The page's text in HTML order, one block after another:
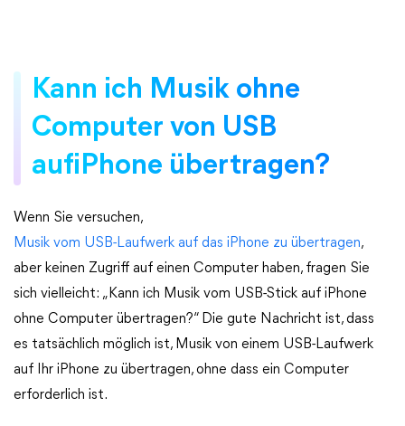
Kann ich Musik ohne
Computer von USB
aufiPhone übertragen?
Wenn Sie versuchen,
Musik vom USB-Laufwerk auf das iPhone zu übertragen,
aber keinen Zugriff auf einen Computer haben, fragen Sie
sich vielleicht: „Kann ich Musik vom USB-Stick auf iPhone
ohne Computer übertragen?“ Die gute Nachricht ist, dass
es tatsächlich möglich ist, Musik von einem USB-Laufwerk
auf Ihr iPhone zu übertragen, ohne dass ein Computer
erforderlich ist.